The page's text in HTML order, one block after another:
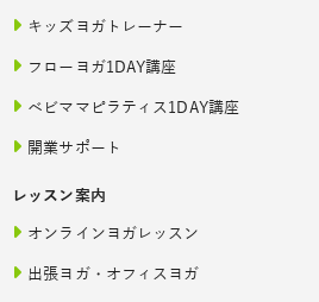
キッズヨガトレーナー
フローヨガ1DAY講座
ベビママピラティス1DAY講座
開業サポート
レッスン案内
オンラインヨガレッスン
出張ヨガ・オフィスヨガ